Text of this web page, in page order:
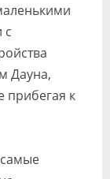
с
Дауна,
прибегая к